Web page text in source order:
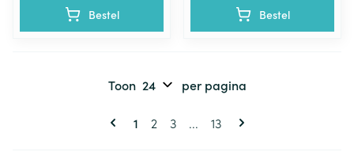
Bestel Bestel
Pagina's
U lees momenteel pagina
1 Pagina
2 Pagina
3 ... Pagina
13
Toon per pagina